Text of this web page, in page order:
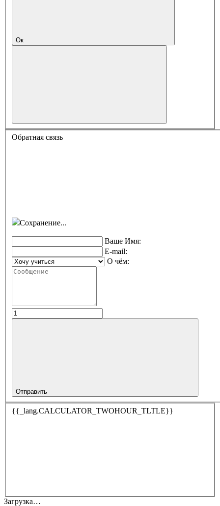
Ок
Обратная связь
Сохранение...
Ваше Имя:
E-mail:
О чём:
Отправить
{{_lang.CALCULATOR_TWOHOUR_TLTLE}}
Загрузка…